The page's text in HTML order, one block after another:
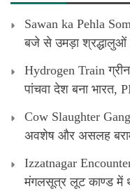
Sawan ka Pehla
बजे से उमड़ा श्रद्धालुओं
Hydrogen Train
पांचवा देश बना भारत,
Cow Slaughter
अवशेष और असलह
Izzatnagar
मंगलसूत्र लूट काण्‍ड में